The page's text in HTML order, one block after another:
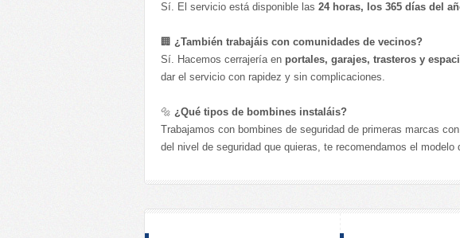
Sí. El servicio está disponible las 24 horas, los 365 días del
🏢 ¿También trabajáis con comunidades de vecinos?
Sí. Hacemos cerrajería en portales, garajes, trasteros y
dar el servicio con rapidez y sin complicaciones.
🔩 ¿Qué tipos de bombines instaláis?
Trabajamos con bombines de seguridad de primeras marcas
del nivel de seguridad que quieras, te recomendamos el modelo